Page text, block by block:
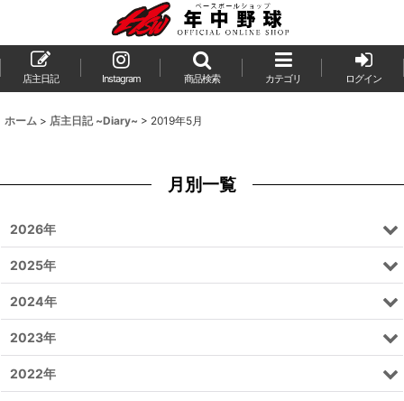
店主日記 Instagram 商品検索 カテゴリ ログイン
ホーム > 店主日記 ~Diary~ > 2019年5月
月別一覧
2026年
2025年
2024年
2023年
2022年